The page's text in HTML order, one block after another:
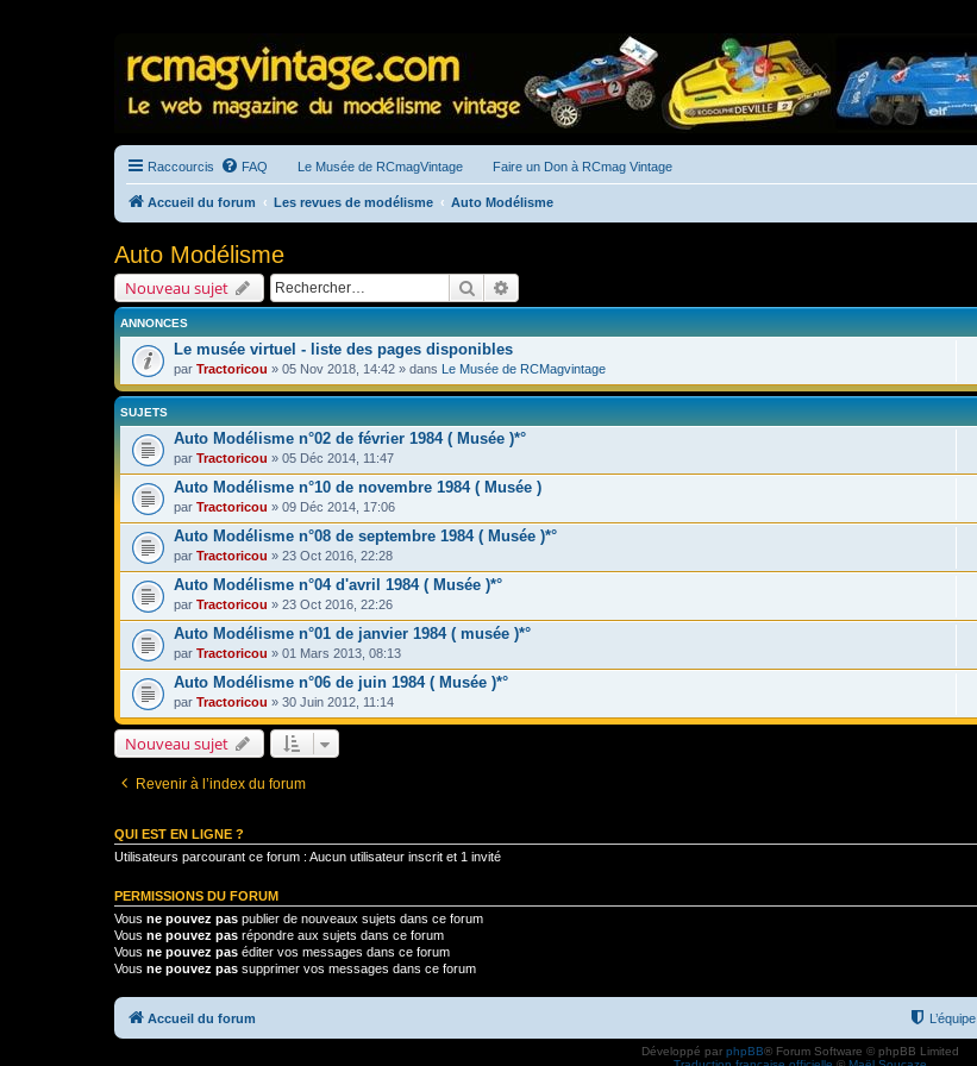
Raccourcis FAQ Le Musée de RCmagVintage Faire un Don à RCmag Vintage
Accueil du forum Les revues de modélisme Auto Modélisme
Auto Modélisme
Nouveau sujet Rechercher
ANNONCES
Le musée virtuel - liste des pages disponibles
par Tractoricou » 05 Nov 2018, 14:42 » dans Le Musée de RCMagvintage
SUJETS
Auto Modélisme n°02 de février 1984 ( Musée )*°
par Tractoricou » 05 Déc 2014, 11:47
Auto Modélisme n°10 de novembre 1984 ( Musée )
par Tractoricou » 09 Déc 2014, 17:06
Auto Modélisme n°08 de septembre 1984 ( Musée )*°
par Tractoricou » 23 Oct 2016, 22:28
Auto Modélisme n°04 d'avril 1984 ( Musée )*°
par Tractoricou » 23 Oct 2016, 22:26
Auto Modélisme n°01 de janvier 1984 ( musée )*°
par Tractoricou » 01 Mars 2013, 08:13
Auto Modélisme n°06 de juin 1984 ( Musée )*°
par Tractoricou » 30 Juin 2012, 11:14
Nouveau sujet
Revenir à l’index du forum
QUI EST EN LIGNE ?
Utilisateurs parcourant ce forum : Aucun utilisateur inscrit et 1 invité
PERMISSIONS DU FORUM
Vous ne pouvez pas publier de nouveaux sujets dans ce forum
Vous ne pouvez pas répondre aux sujets dans ce forum
Vous ne pouvez pas éditer vos messages dans ce forum
Vous ne pouvez pas supprimer vos messages dans ce forum
Accueil du forum L’équipe
Développé par phpBB® Forum Software © phpBB Limited